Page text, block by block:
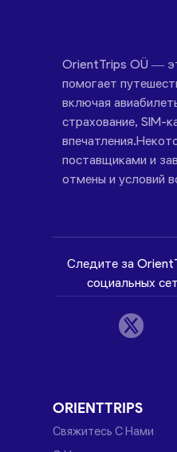
OrientTrips OÜ —
помогает
включая
страхование, SIM-
поставщиками и
отмены и условий
Следите за
социальных
ORIENTTRIPS
Свяжитесь С Нами